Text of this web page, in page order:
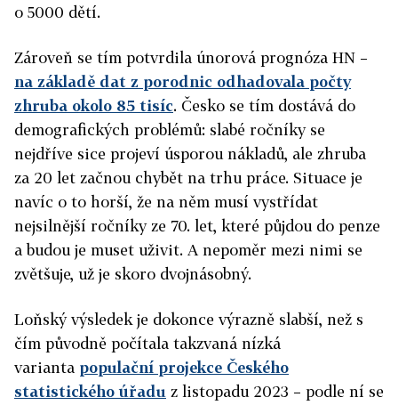
o 5000 dětí.
Zároveň se tím potvrdila únorová prognóza HN –
na základě dat z porodnic odhadovala počty
zhruba okolo 85 tisíc. Česko se tím dostává do
demografických problémů: slabé ročníky se
nejdříve sice projeví úsporou nákladů, ale zhruba
za 20 let začnou chybět na trhu práce. Situace je
navíc o to horší, že na něm musí vystřídat
nejsilnější ročníky ze 70. let, které půjdou do penze
a budou je muset uživit. A nepoměr mezi nimi se
zvětšuje, už je skoro dvojnásobný.
Loňský výsledek je dokonce výrazně slabší, než s
čím původně počítala takzvaná nízká
varianta populační projekce Českého
statistického úřadu z listopadu 2023 – podle ní se